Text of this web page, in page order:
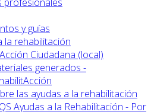
y guías
la rehabilitación
Ciudadana (local)
generados -
las ayudas a la rehabilitación
Ayudas a la Rehabilitación - Por